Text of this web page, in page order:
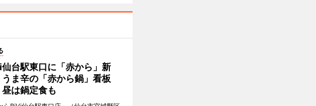
台駅東口に「赤から」新
ま辛の「赤から鍋」看板
昼は鍋定食も